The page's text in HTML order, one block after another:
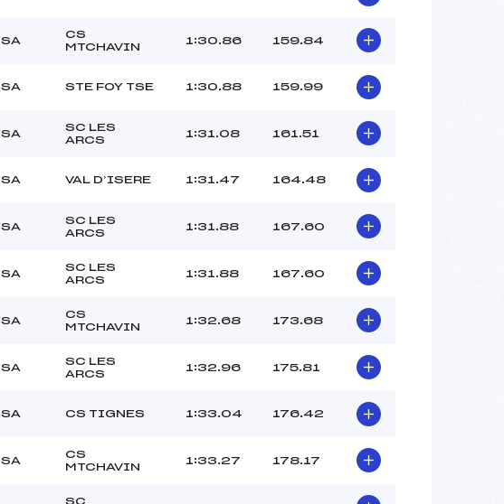
SA
CS
MTCHAVIN
1:30.86 159.84
SA STE FOY TSE 1:30.88 159.99
SA
SC LES
ARCS
1:31.08 161.51
SA VAL D’ISERE 1:31.47 164.48
SA
SC LES
ARCS
1:31.88 167.60
SA
SC LES
ARCS
1:31.88 167.60
SA
CS
MTCHAVIN
1:32.68 173.68
SA
SC LES
ARCS
1:32.96 175.81
SA CS TIGNES 1:33.04 176.42
SA
CS
MTCHAVIN
1:33.27 178.17
SC